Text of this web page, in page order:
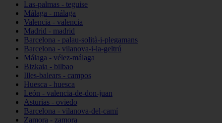
Las-palmas - teguise
Málaga - málaga
Valencia - valencia
Madrid - madrid
Barcelona - palau-solità-i-plegamans
Barcelona - vilanova-i-la-geltrú
Málaga - vélez-málaga
Bizkaia - bilbao
Illes-balears - campos
Huesca - huesca
León - valencia-de-don-juan
Asturias - oviedo
Barcelona - vilanova-del-camí
Zamora - zamora